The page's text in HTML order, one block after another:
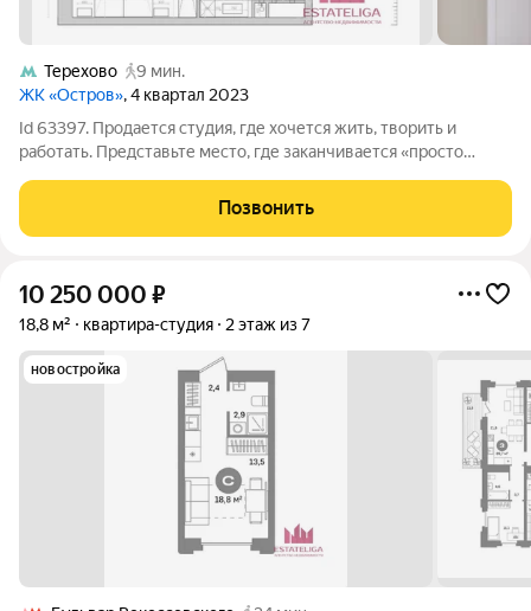
Терехово
9 мин.
ЖК «Остров», 4 квартал 2023
Id 63397. Продается студия, где хочется жить, творить и
работать. Представьте место, где заканчивается «просто
престижном ЖК «Остров» не просто «евро-двушка» или
«квартал-студия». Это авторский
Позвонить
10 250 000 ₽
18,8 м² квартира-студия 2 этаж из 7
новостройка